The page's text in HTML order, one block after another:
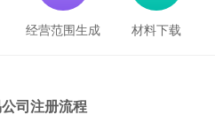
经营范围生成 材料下载
公司注册流程